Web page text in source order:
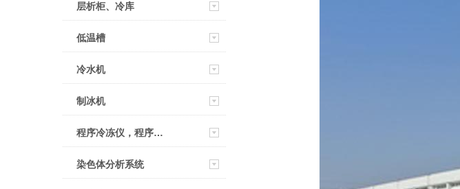
层析柜、冷库
低温槽
冷水机
制冰机
程序冷冻仪，程序降温仪
染色体分析系统